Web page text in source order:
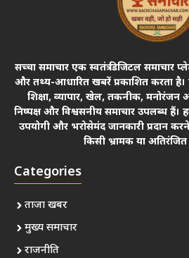
सच्चा समाचार एक स्वतंत्र डिजिटल समाचार
और तथ्य-आधारित खबरें प्रकाशित करता है।
शिक्षा, व्यापार, खेल, तकनीक, मनोरंजन
निष्पक्ष और विश्वसनीय समाचार उपलब्ध
उपयोगी और भरोसेमंद जानकारी प्रदान
किसी भ्रामक या अतिरंजित
Categories
ताजा खबर
मुख्य समाचार
राजनीति